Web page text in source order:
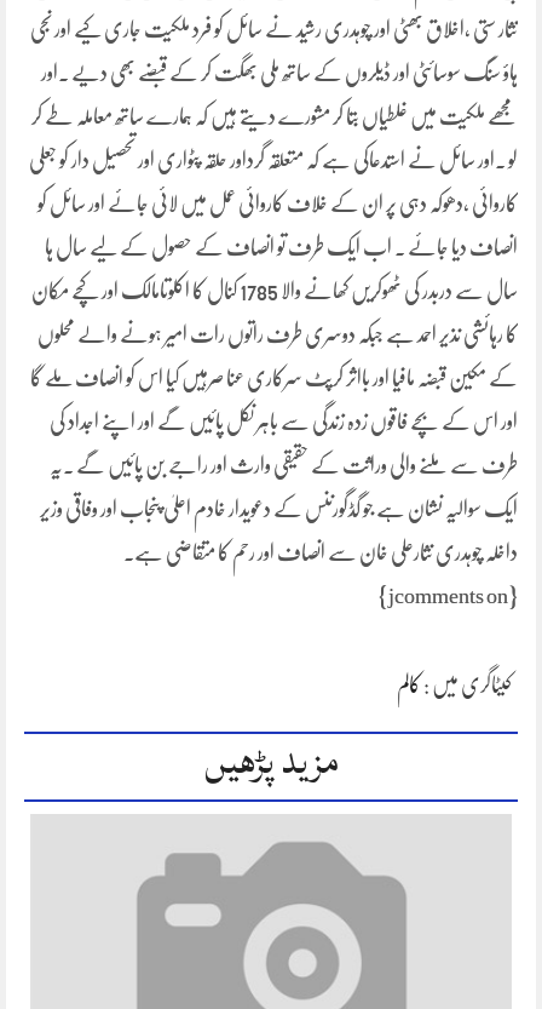
نثار ستی ،اخلاق بھٹی اور چوہدری رشید نے سائل کو فرد ملکیت جاری کیے اور نجی
ہاؤ سنگ سوسائٹی اور ڈیلروں کے ساتھ ملی بھگت کر کے قبضے بھی دیے ۔اور
مجھے ملکیت میں غلطیاں بتا کر مشورے دیتے ہیں کہ ہمارے ساتھ معاملہ طے کر
لو ۔اور سائل نے استدعاکی ہے کہ متعلقہ گرداور حلقہ پٹواری اور تحصیل دار کو جعلی
کاروائی ،دھوکہ دہی پر ان کے خلاف کاروائی عمل میں لائی جائے اور سائل کو
انصاف دیا جائے ۔ اب ایک طرف تو انصاف کے حصول کے لیے سال ہا
سال سے دربدر کی ٹھوکریں کھانے والا 1785 کنال کا اکلوتامالک اور کچے مکان
کا رہائشی نذیر احمد ہے جبکہ دوسری طرف راتوں رات امیر ہونے والے محلوں
کے مکین قبضہ مافیا اور بااثر کرپٹ سرکاری عنا صرہیں کیا اس کو انصاف ملے گا
اور اس کے بچے فاقوں زدہ زندگی سے باہر نکل پائیں گے اور اپنے اجداد کی
طرف سے ملنے والی وراثت کے حقیقی وارث اور راجے بن پائیں گے ۔یہ
ایک سوالیہ نشان ہے جو گڈگورننس کے دعویدار خادم اعلیٰ پنجاب اور وفاقی وزیر
داخلہ چوہدری نثارعلی خان سے انصاف اور رحم کا متقاضی ہے۔
{jcomments on}
کیٹاگری میں : کالم
مزید پڑھیں